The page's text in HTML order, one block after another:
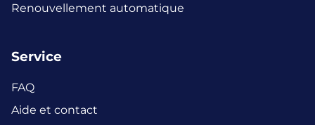
Renouvellement automatique
Service
FAQ
Aide et contact